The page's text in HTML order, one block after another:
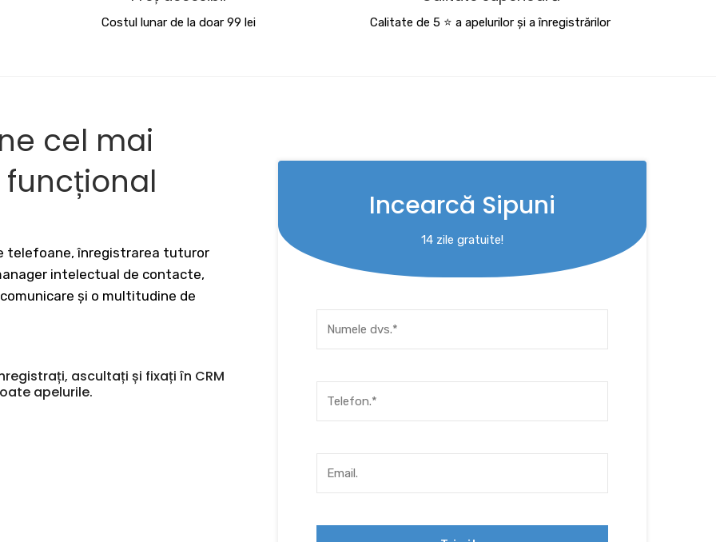
Costul lunar de la doar 99 lei Calitate de 5 ⭐️ a apelurilor și a înregistrărilor
cel mai
telefoane, înregistrarea tuturor
intelectual de contacte,
și o multitudine de
ascultați și fixați în CRM
apelurile.
Incearcă Sipuni
14 zile gratuite!